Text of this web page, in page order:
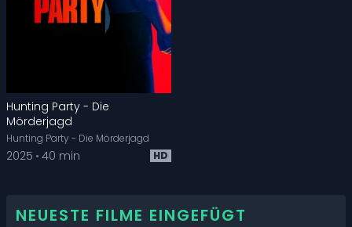
Hunting Party - Die
Mörderjagd
Hunting Party - Die Mörderjagd
2025 40 min HD
NEUESTE FILME EINGEFÜGT